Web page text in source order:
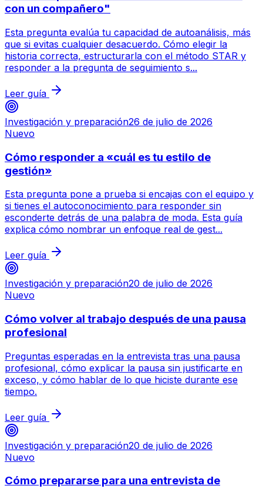
con un compañero"
Esta pregunta evalúa tu capacidad de autoanálisis, más
que si evitas cualquier desacuerdo. Cómo elegir la
historia correcta, estructurarla con el método STAR y
responder a la pregunta de seguimiento s...
Leer guía
Investigación y preparación26 de julio de 2026
Nuevo
Cómo responder a «cuál es tu estilo de
gestión»
Esta pregunta pone a prueba si encajas con el equipo y
si tienes el autoconocimiento para responder sin
esconderte detrás de una palabra de moda. Esta guía
explica cómo nombrar un enfoque real de gest...
Leer guía
Investigación y preparación20 de julio de 2026
Nuevo
Cómo volver al trabajo después de una pausa
profesional
Preguntas esperadas en la entrevista tras una pausa
profesional, cómo explicar la pausa sin justificarte en
exceso, y cómo hablar de lo que hiciste durante ese
tiempo.
Leer guía
Investigación y preparación20 de julio de 2026
Nuevo
Cómo prepararse para una entrevista de